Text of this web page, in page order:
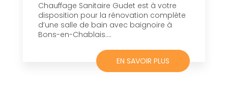
Chauffage Sanitaire Gudet est à votre
disposition pour la rénovation complète
d’une salle de bain avec baignoire à
Bons-en-Chablais....
EN SAVOIR PLUS